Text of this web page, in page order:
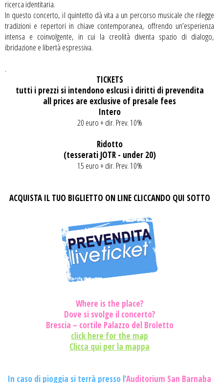
ricerca identitaria.
In questo concerto, il quintetto dà vita a un percorso musicale che rilegge
tradizioni e repertori in chiave contemporanea, offrendo un’esperienza
intensa e coinvolgente, in cui la creolità diventa spazio di dialogo,
ibridazione e libertà espressiva.
.
TICKETS
tutti i prezzi si intendono eslcusi i diritti di prevendita
all prices are exclusive of presale fees
Intero
20 euro + dir. Prev. 10%
Ridotto
(tesserati JOTR - under 20)
15 euro + dir. Prev. 10%
ACQUISTA IL TUO BIGLIETTO ON LINE CLICCANDO QUI SOTTO
Where is the place?
Dove si svolge il concerto?
Brescia – cortile Palazzo del Broletto
click here for the map
Clicca qui per la mappa
In caso di pioggia si terrà presso l’Auditorium San Barnaba